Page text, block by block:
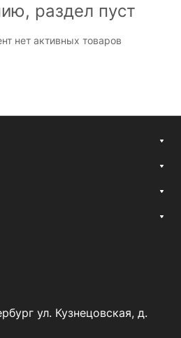
раздел пуст
нет активных товаров
ул. Кузнецовская, д.